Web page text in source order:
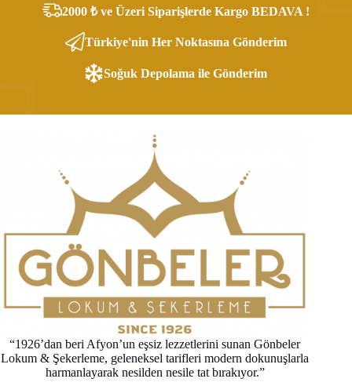
2000 ₺ ve Üzeri Siparişlerde Kargo BEDAVA !
Türkiye'nin Her Noktasına Gönderim
Soğuk Depolama ile Gönderim
“1926’dan beri Afyon’un eşsiz lezzetlerini sunan Gönbeler
Lokum & Şekerleme, geleneksel tarifleri modern dokunuşlarla
harmanlayarak nesilden nesile tat bırakıyor.”